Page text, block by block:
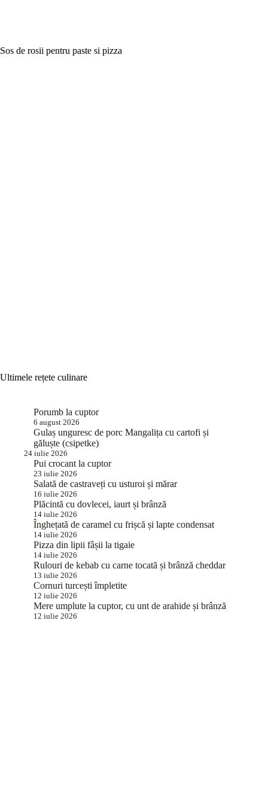
Sos de rosii pentru paste si pizza
Ultimele rețete culinare
Porumb la cuptor
6 august 2026
Gulaș unguresc de porc Mangalița cu cartofi și
găluște (csipetke)
24 iulie 2026
Pui crocant la cuptor
23 iulie 2026
Salată de castraveți cu usturoi și mărar
16 iulie 2026
Plăcintă cu dovlecei, iaurt și brânză
14 iulie 2026
Înghețată de caramel cu frișcă și lapte condensat
14 iulie 2026
Pizza din lipii fâșii la tigaie
14 iulie 2026
Rulouri de kebab cu carne tocată și brânză cheddar
13 iulie 2026
Cornuri turcești împletite
12 iulie 2026
Mere umplute la cuptor, cu unt de arahide și brânză
12 iulie 2026